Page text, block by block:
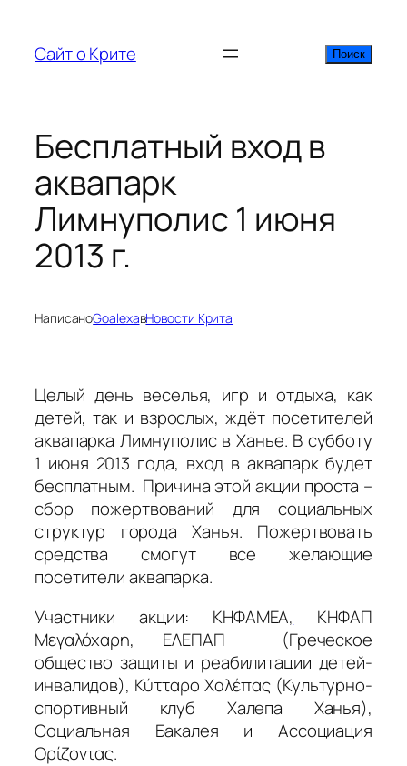
содержимому
Сайт о Крите Поиск
Поиск
Бесплатный вход в
аквапарк
Лимнуполис 1 июня
2013 г.
НаписаноGoalexaвНовости Крита
Целый день веселья, игр и отдыха, как
детей, так и взрослых, ждёт посетителей
аквапарка Лимнуполис в Ханье. В субботу
1 июня 2013 года, вход в аквапарк будет
бесплатным. Причина этой акции проста –
сбор пожертвований для социальных
структур города Ханья. Пожертвовать
средства смогут все желающие
посетители аквапарка.
Участники акции: ΚΗΦΑΜΕΑ, ΚΗΦΑΠ
Μεγαλόχαρη, ΕΛΕΠΑΠ (Греческое
общество защиты и реабилитации детей-
инвалидов), Κύτταρο Χαλέπας (Культурно-
спортивный клуб Халепа Ханья),
Социальная Бакалея и Ассоциация
Ορίζοντας.